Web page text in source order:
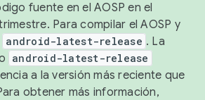
fuente en el AOSP en el
Para compilar el AOSP y
android-latest-release . La
android-latest-release
a la versión más reciente que
obtener más información,